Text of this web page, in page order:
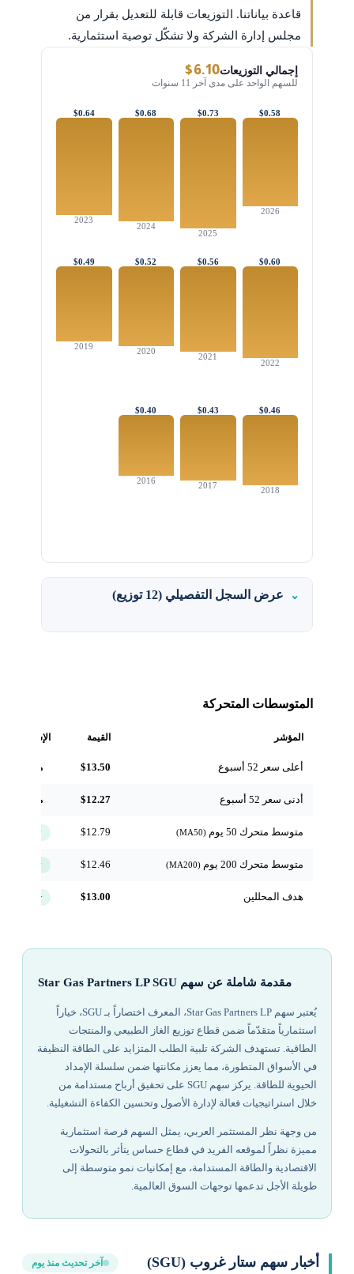
قاعدة بياناتنا. التوزيعات قابلة للتعديل بقرار من
مجلس إدارة الشركة ولا تشكّل توصية استثمارية.
إجمالي التوزيعات$6.10
للسهم الواحد على مدى آخر 11 سنوات
$0.58
2026
$0.73
2025
$0.68
2024
$0.64
2023
$0.60
2022
$0.56
2021
$0.52
2020
$0.49
2019
$0.46
2018
$0.43
2017
$0.40
2016
عرض السجل التفصيلي (12 توزيع)
المتوسطات المتحركة
المؤشر القيمة الإشارة
أعلى سعر 52 أسبوع $13.50 مرجعي
أدنى سعر 52 أسبوع $12.27 مرجعي
متوسط متحرك 50 يوم $12.79 ↑ فوق
متوسط متحرك 200 يوم $12.46 ↑ فوق
هدف المحللين $13.00
+1.4%
مقدمة شاملة عن سهم Star Gas Partners LP SGU
يُعتبر سهم Star Gas Partners LP، المعرف اختصاراً بـ SGU، خياراً
استثمارياً متقدّماً ضمن قطاع توزيع الغاز الطبيعي والمنتجات
الطاقية. تستهدف الشركة تلبية الطلب المتزايد على الطاقة النظيفة
في الأسواق المتطورة، مما يعزز مكانتها ضمن سلسلة الإمداد
الحيوية للطاقة. يركز سهم SGU على تحقيق أرباح مستدامة من
خلال استراتيجيات فعالة لإدارة الأصول وتحسين الكفاءة التشغيلية.
من وجهة نظر المستثمر العربي، يمثل السهم فرصة استثمارية
مميزة نظراً لموقعه الفريد في قطاع حساس يتأثر بالتحولات
الاقتصادية والطاقة المستدامة، مع إمكانيات نمو متوسطة إلى
طويلة الأجل تدعمها توجهات السوق العالمية.
أخبار سهم ستار غروب (SGU) آخر تحديث منذ يوم